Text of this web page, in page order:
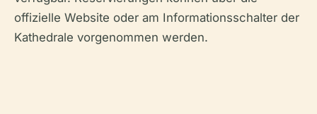
offizielle Website oder am Informationsschalter der
Kathedrale vorgenommen werden.